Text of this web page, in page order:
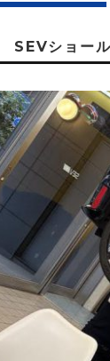
SEVショー